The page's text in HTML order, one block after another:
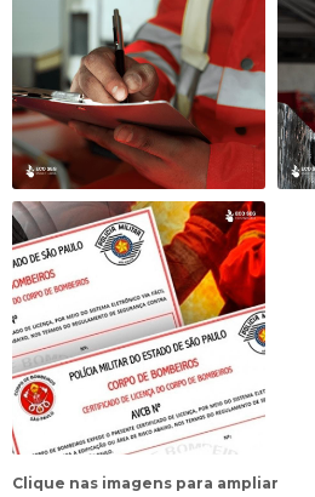
Clique nas imagens para ampliar